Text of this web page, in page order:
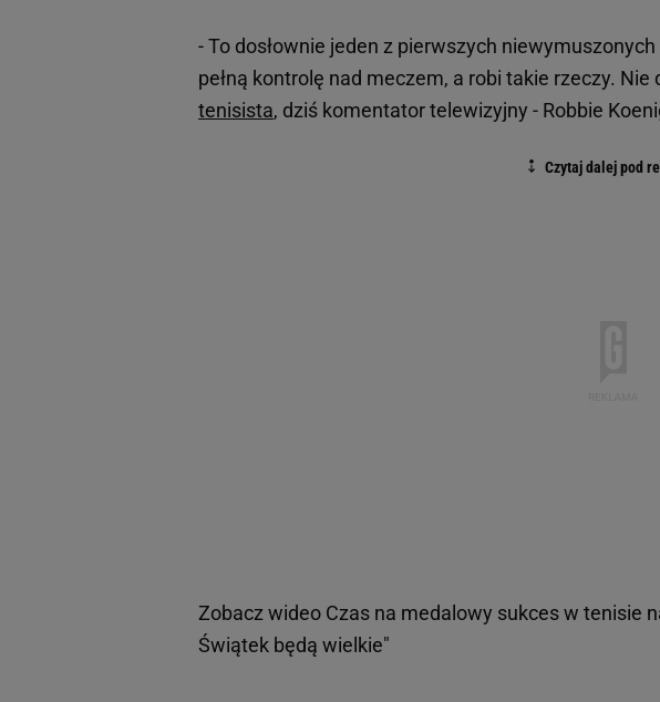
- To dosłownie jeden z pierwszych niewymuszonych
pełną kontrolę nad meczem, a robi takie rzeczy. Nie
tenisista, dziś komentator telewizyjny - Robbie
Zobacz wideo Czas na medalowy sukces w tenisie
Świątek będą wielkie"